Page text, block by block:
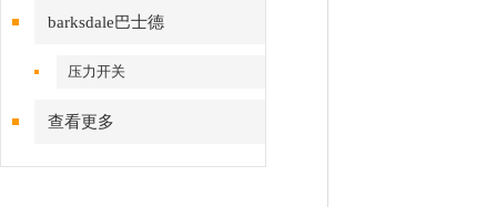
barksdale巴士德
压力开关
查看更多